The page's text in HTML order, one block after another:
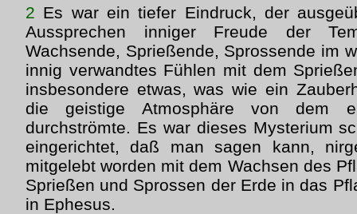
2 Es war ein tiefer Eindruck, der
Aussprechen inniger Freude der
Wachsende, Sprießende, Sprossende im
innig verwandtes Fühlen mit dem
insbesondere etwas, was wie ein
die geistige Atmosphäre von dem
durchströmte. Es war dieses Mysterium
eingerichtet, daß man sagen kann,
mitgelebt worden mit dem Wachsen des
Sprießen und Sprossen der Erde in das
in Ephesus.